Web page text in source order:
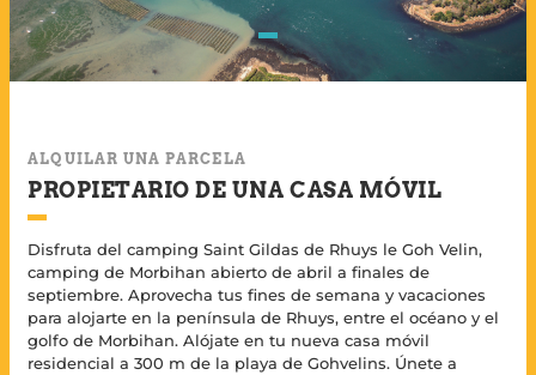
ALQUILAR UNA PARCELA
PROPIETARIO DE UNA CASA MÓVIL
Disfruta del camping Saint Gildas de Rhuys le Goh Velin,
camping de Morbihan abierto de abril a finales de
septiembre. Aprovecha tus fines de semana y vacaciones
para alojarte en la península de Rhuys, entre el océano y el
golfo de Morbihan. Alójate en tu nueva casa móvil
residencial a 300 m de la playa de Gohvelins. Únete a